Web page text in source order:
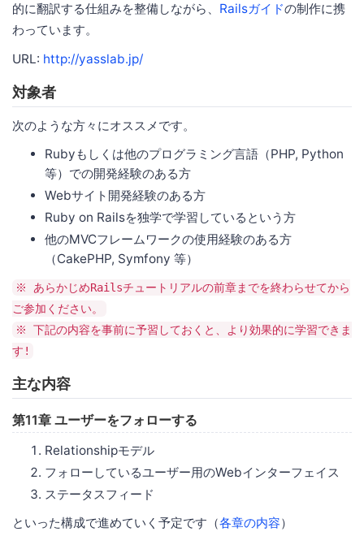
的に翻訳する仕組みを整備しながら、 Railsガイドの制作に携
わっています。
URL: http://yasslab.jp/
対象者
次のような方々にオススメです。
Rubyもしくは他のプログラミング言語（PHP, Python
等）での開発経験のある方
Webサイト開発経験のある方
Ruby on Railsを独学で学習しているという方
他のMVCフレームワークの使用経験のある方
（CakePHP, Symfony 等）
※ あらかじめRailsチュートリアルの前章までを終わらせてから
ご参加ください。
※ 下記の内容を事前に予習しておくと、より効果的に学習できま
す!
主な内容
第11章 ユーザーをフォローする
Relationshipモデル
フォローしているユーザー用のWebインターフェイス
ステータスフィード
といった構成で進めていく予定です（各章の内容）